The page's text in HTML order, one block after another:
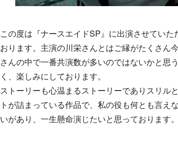
この度は『ナースエイドSP』に出演させてい
おります。主演の川栄さんとはご縁がたくさん
さんの中で一番共演数が多いのではないかと思
く、楽しみにしております。
ストーリーも心温まるストーリーでありスリル
トが詰まっている作品で、私の役も何とも言
いがあり、一生懸命演じたいと思っております